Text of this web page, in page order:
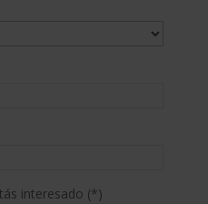
interesado (*)